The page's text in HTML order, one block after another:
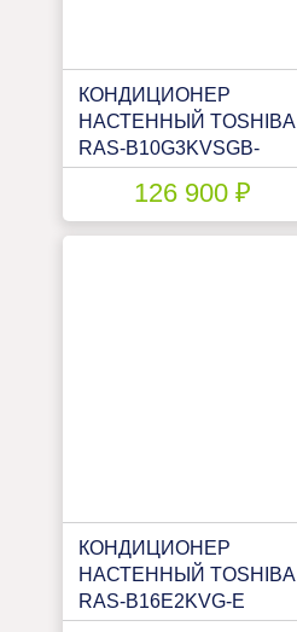
КОНДИЦИОНЕР
НАСТЕННЫЙ TOSHIBA
RAS-B10G3KVSGB-
E/RAS-10J2AVSG-E1
126 900 ₽
КОНДИЦИОНЕР
НАСТЕННЫЙ TOSHIBA
RAS-B16E2KVG-E